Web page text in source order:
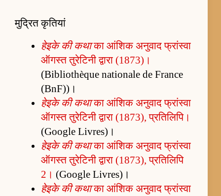
मुद्रित कृतियां
हेइके की कथाका आंशिक अनुवाद फ्रांस्वा
ऑगस्त तुरेटिनी द्वारा (1873)।
(Bibliothèque nationale de France
(BnF))।
हेइके की कथाका आंशिक अनुवाद फ्रांस्वा
ऑगस्त तुरेटिनी द्वारा (1873), प्रतिलिपि।
(Google Livres)।
हेइके की कथाका आंशिक अनुवाद फ्रांस्वा
ऑगस्त तुरेटिनी द्वारा (1873), प्रतिलिपि
2। (Google Livres)।
हेइके की कथाका आंशिक अनुवाद फ्रांस्वा